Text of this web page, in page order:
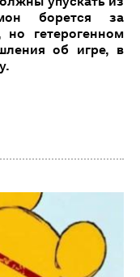
борется за
но гетерогенном
об игре, в